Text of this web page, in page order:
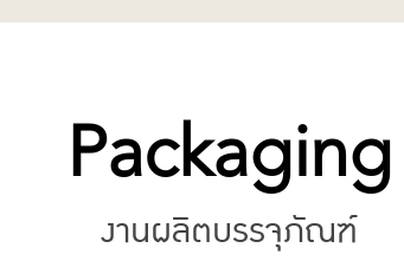
Packaging
งานผลิตบรรจุภัณฑ์